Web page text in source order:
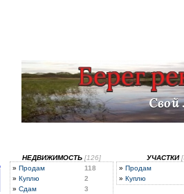
НЕДВИЖИМОСТЬ [126]
» Продам
118
» Куплю
2
» Сдам
3
УЧАСТКИ
» Продам
» Куплю